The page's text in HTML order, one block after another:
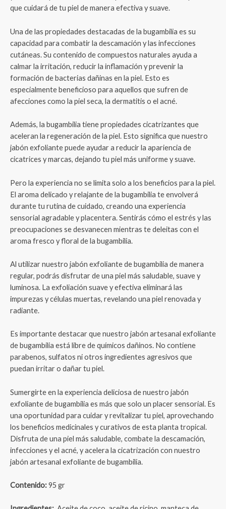
que cuidará de tu piel de manera efectiva y suave.
Una de las propiedades destacadas de la bugambilia es su
capacidad para combatir la descamación y las infecciones
cutáneas. Su contenido de compuestos naturales ayuda a
calmar la irritación, reducir la inflamación y prevenir la
formación de bacterias dañinas en la piel. Esto es
especialmente beneficioso para aquellos que sufren de
afecciones como la piel seca, la dermatitis o el acné.
Además, la bugambilia tiene propiedades cicatrizantes que
aceleran la regeneración de la piel. Esto significa que nuestro
jabón exfoliante puede ayudar a reducir la apariencia de
cicatrices y marcas, dejando tu piel más uniforme y suave.
Pero la experiencia no se limita solo a los beneficios para la piel.
El aroma delicado y relajante de la bugambilia te envolverá
durante tu rutina de cuidado, creando una experiencia
sensorial agradable y placentera. Sentirás cómo el estrés y las
preocupaciones se desvanecen mientras te deleitas con el
aroma fresco y floral de la bugambilia.
Al utilizar nuestro jabón exfoliante de bugambilia de manera
regular, podrás disfrutar de una piel más saludable, suave y
luminosa. La exfoliación suave y efectiva eliminará las
impurezas y células muertas, revelando una piel renovada y
radiante.
Es importante destacar que nuestro jabón artesanal exfoliante
de bugambilia está libre de químicos dañinos. No contiene
parabenos, sulfatos ni otros ingredientes agresivos que
puedan irritar o dañar tu piel.
Sumergirte en la experiencia deliciosa de nuestro jabón
exfoliante de bugambilia es más que solo un placer sensorial. Es
una oportunidad para cuidar y revitalizar tu piel, aprovechando
los beneficios medicinales y curativos de esta planta tropical.
Disfruta de una piel más saludable, combate la descamación,
infecciones y el acné, y acelera la cicatrización con nuestro
jabón artesanal exfoliante de bugambilia.
Contenido:95 gr